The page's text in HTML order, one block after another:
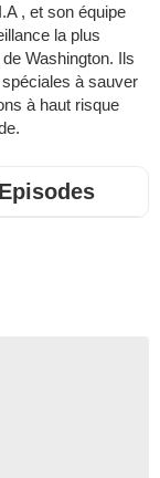
, et son équipe
la plus
Washington. Ils
à sauver
à haut risque